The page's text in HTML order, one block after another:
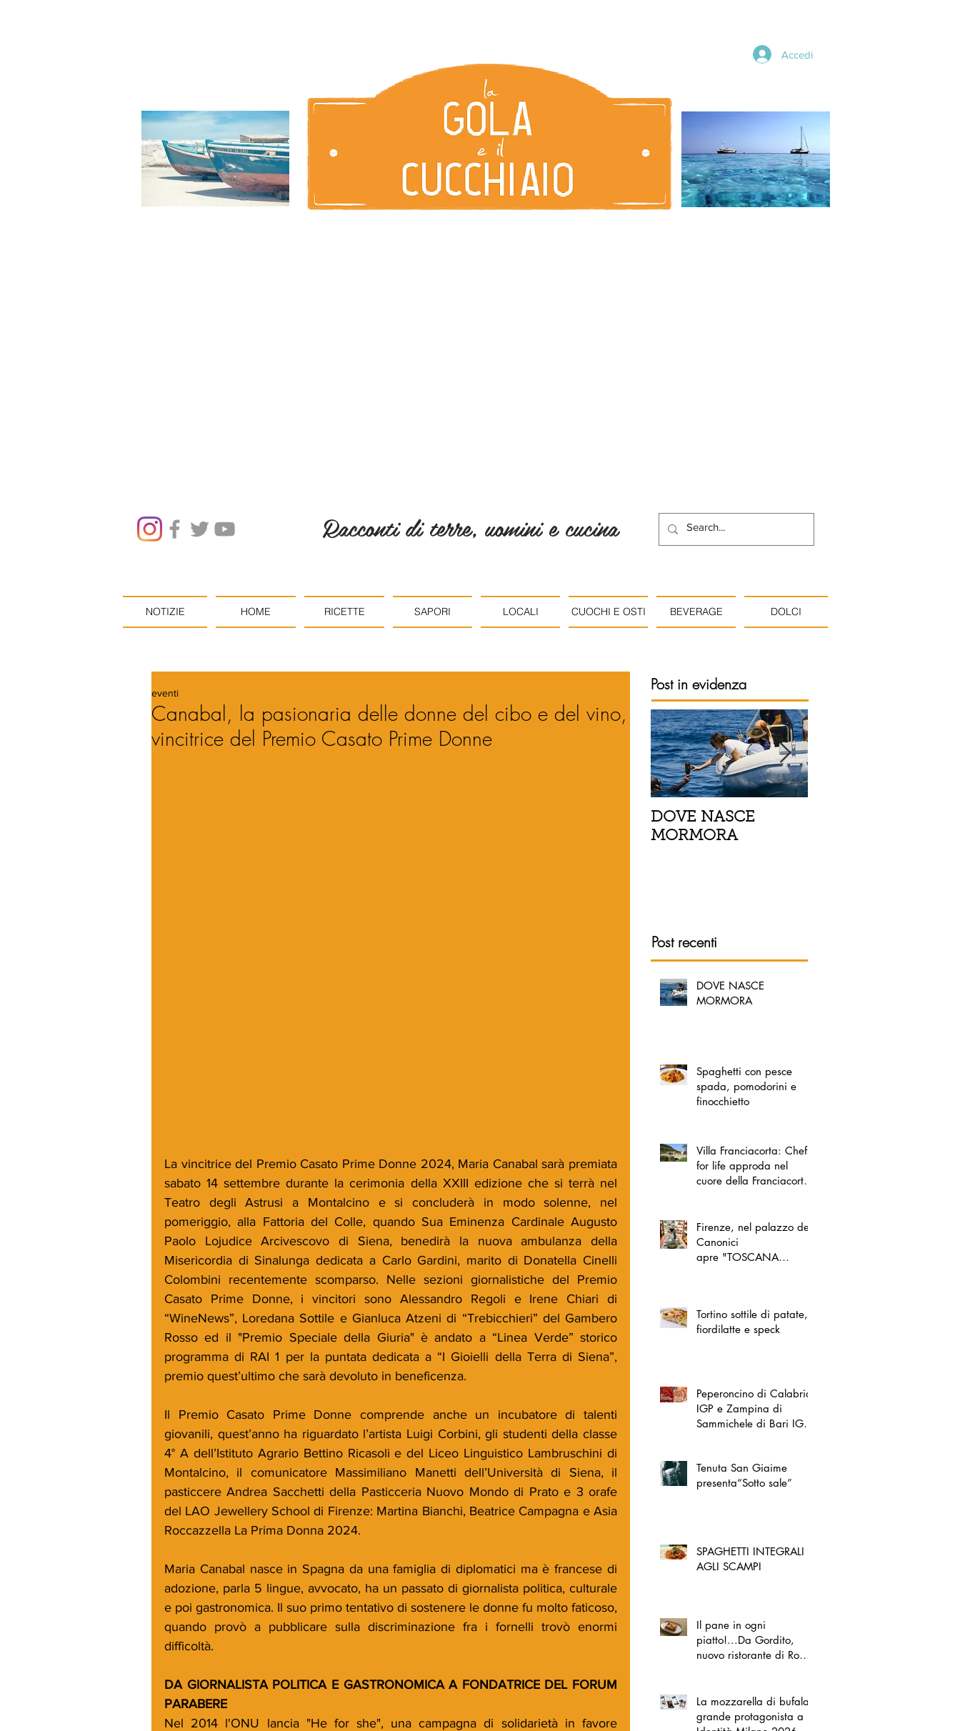
Accedi
Racconti di terre, uomini e cucina
NOTIZIE HOME RICETTE SAPORI LOCALI CUOCHI E OSTI BEVERAGE DOLCI
Canabal, la pasionaria delle donne del cibo e del vino,
vincitrice del Premio Casato Prime Donne
eventi
La vincitrice del Premio Casato Prime Donne 2024, Maria Canabal sarà premiata
sabato 14 settembre durante la cerimonia della XXIII edizione che si terrà nel
Teatro degli Astrusi a Montalcino e si concluderà in modo solenne, nel
pomeriggio, alla Fattoria del Colle, quando Sua Eminenza Cardinale Augusto
Paolo Lojudice Arcivescovo di Siena, benedirà la nuova ambulanza della
Misericordia di Sinalunga dedicata a Carlo Gardini, marito di Donatella Cinelli
Colombini recentemente scomparso. Nelle sezioni giornalistiche del Premio
Casato Prime Donne, i vincitori sono Alessandro Regoli e Irene Chiari di
“WineNews”, Loredana Sottile e Gianluca Atzeni di “Trebicchieri” del Gambero
Rosso ed il "Premio Speciale della Giuria" è andato a “Linea Verde” storico
programma di RAI 1 per la puntata dedicata a “I Gioielli della Terra di Siena”,
premio quest’ultimo che sarà devoluto in beneficenza.
Il Premio Casato Prime Donne comprende anche un incubatore di talenti
giovanili, quest’anno ha riguardato l’artista Luigi Corbini, gli studenti della classe
4° A dell’Istituto Agrario Bettino Ricasoli e del Liceo Linguistico Lambruschini di
Montalcino, il comunicatore Massimiliano Manetti dell’Università di Siena, il
pasticcere Andrea Sacchetti della Pasticceria Nuovo Mondo di Prato e 3 orafe
del LAO Jewellery School di Firenze: Martina Bianchi, Beatrice Campagna e Asia
Roccazzella La Prima Donna 2024.
Maria Canabal nasce in Spagna da una famiglia di diplomatici ma è francese di
adozione, parla 5 lingue, avvocato, ha un passato di giornalista politica, culturale
e poi gastronomica. Il suo primo tentativo di sostenere le donne fu molto faticoso,
quando provò a pubblicare sulla discriminazione fra i fornelli trovò enormi
difficoltà.
DA GIORNALISTA POLITICA E GASTRONOMICA A FONDATRICE DEL FORUM
PARABERE
Nel 2014 l'ONU lancia "He for she", una campagna di solidarietà in favore
Post in evidenza
DOVE NASCE
MORMORA
Post recenti
DOVE NASCE
MORMORA
Spaghetti con pesce
spada, pomodorini e
finocchietto
Villa Franciacorta: Chefs
for life approda nel
cuore della Franciacorta,
Firenze, nel palazzo dei
Canonici
apre "TOSCANA
Tortino sottile di patate,
fiordilatte e speck
Peperoncino di Calabria
IGP e Zampina di
Sammichele di Bari IGP
Tenuta San Giaime
presenta“Sotto sale”
SPAGHETTI INTEGRALI
AGLI SCAMPI
Il pane in ogni
piatto!...Da Gordito,
nuovo ristorante di Roma
La mozzarella di bufala
grande protagonista a